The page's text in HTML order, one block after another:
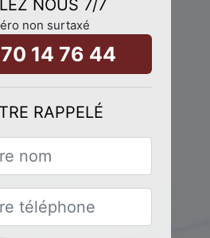
NOUS 7/7
non surtaxé
14 76 44
RAPPELÉ